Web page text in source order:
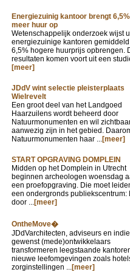
Energiezuinig kantoor brengt 6,5%
meer huur op
Wetenschappelijk onderzoek wijst
energiezuinige kantoren
6,5% hogere huurprijs opbrengen.
resultaten komen voort uit een
[meer]
JDdV wint selectie pleisterplaats
Wielrevelt
Een groot deel van het Landgoed
Haarzuilens wordt beheerd door
Natuurmonumenten en wil
aanwezig zijn in het gebied.
Natuurmonumenten haar ...[meer]
START OPGRAVING DOMPLEIN
Midden op het Domplein in Utrecht
beginnen archeologen woensdag
een proefopgraving. Die moet
een ondergronds publiekscentrum:
door ...[meer]
OntheMove�
JDdVarchitecten, adviseurs en
gewenst (mede)ontwikkelaars
transformeren leegstaande
nieuwe leefomgevingen zoals
zorginstellingen ...[meer]